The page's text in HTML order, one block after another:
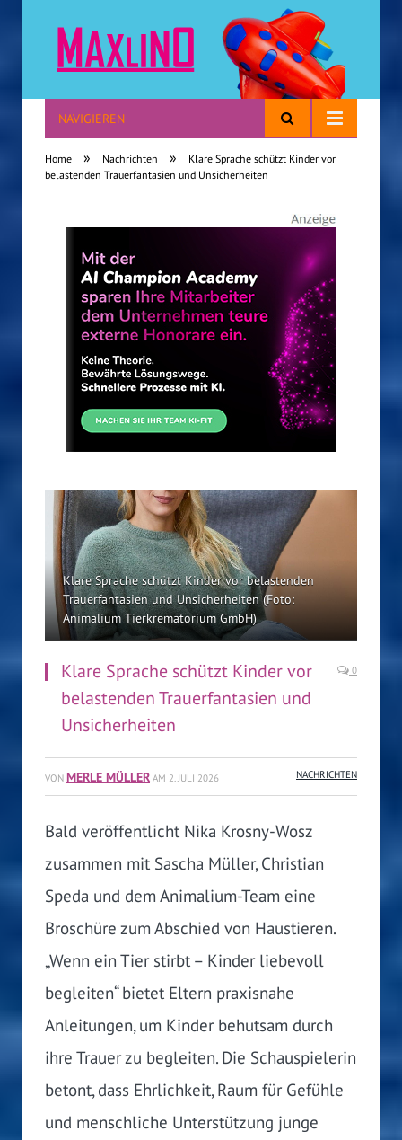
Reisen mit Kindern
NAVIGIEREN
Home » Nachrichten »
Klare Sprache schützt Kinder vor
belastenden Trauerfantasien und Unsicherheiten
Klare Sprache schützt Kinder vor belastenden
Trauerfantasien und Unsicherheiten (Foto:
Animalium Tierkrematorium GmbH)
Klare Sprache schützt Kinder vor
belastenden Trauerfantasien und
Unsicherheiten
0
VON MERLE MÜLLER AM 2. JULI 2026 NACHRICHTEN
Bald veröffentlicht Nika Krosny-Wosz
zusammen mit Sascha Müller, Christian
Speda und dem Animalium-Team eine
Broschüre zum Abschied von Haustieren.
„Wenn ein Tier stirbt – Kinder liebevoll
begleiten“ bietet Eltern praxisnahe
Anleitungen, um Kinder behutsam durch
ihre Trauer zu begleiten. Die Schauspielerin
betont, dass Ehrlichkeit, Raum für Gefühle
und menschliche Unterstützung junge